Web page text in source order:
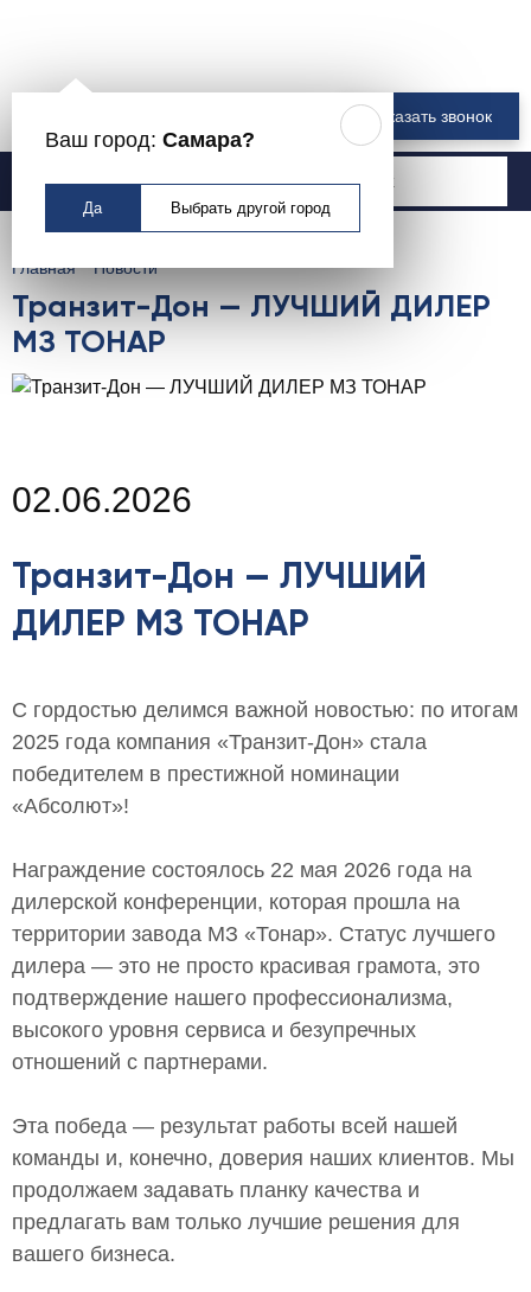
Ваш город: Самара?
Да Выбрать другой город
Заказать звонок
Москва
Главная Новости
Транзит-Дон — ЛУЧШИЙ ДИЛЕР
МЗ ТОНАР
02.06.2026
Транзит-Дон — ЛУЧШИЙ
ДИЛЕР МЗ ТОНАР
С гордостью делимся важной новостью: по итогам
2025 года компания «Транзит-Дон» стала
победителем в престижной номинации
«Абсолют»!
Награждение состоялось 22 мая 2026 года на
дилерской конференции, которая прошла на
территории завода МЗ «Тонар». Статус лучшего
дилера — это не просто красивая грамота, это
подтверждение нашего профессионализма,
высокого уровня сервиса и безупречных
отношений с партнерами.
Эта победа — результат работы всей нашей
команды и, конечно, доверия наших клиентов. Мы
продолжаем задавать планку качества и
предлагать вам только лучшие решения для
вашего бизнеса.